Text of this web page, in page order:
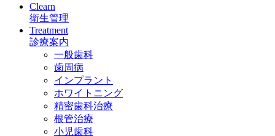
Clearn
衛生管理
Treatment
診療案内
一般歯科
歯周病
インプラント
ホワイトニング
精密歯科治療
根管治療
小児歯科